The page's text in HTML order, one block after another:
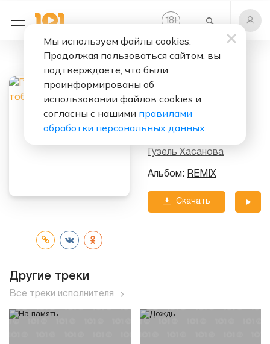
18+
Я с тобой
(Lavrushkin
Remix)
Гузель Хасанова
Альбом: REMIX
Скачать
Другие треки
Все треки исполнителя
Мы используем файлы cookies.
Продолжая пользоваться сайтом, вы
подтверждаете, что были
проинформированы об
использовании файлов cookies и
согласны с нашими правилами
обработки персональных данных.